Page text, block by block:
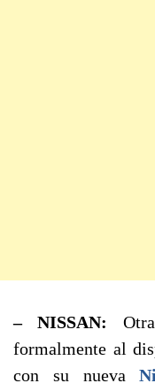
– NISSAN:
formalmente al
con su nueva